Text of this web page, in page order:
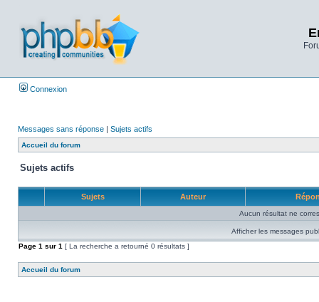
Connexion
Messages sans réponse | Sujets actifs
Accueil du forum
Sujets actifs
Sujets Auteur
Aucun résultat ne
Afficher les messages
Page 1 sur 1 [ La recherche a retourné 0 résultats ]
Accueil du forum